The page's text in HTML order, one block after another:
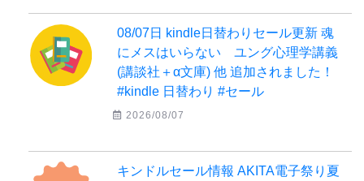
08/07日 kindle日替わりセール更新 魂
にメスはいらない ユング心理学講義
(講談社＋α文庫) 他 追加されました！
#kindle 日替わり #セール
2026/08/07
キンドルセール情報 AKITA電子祭り夏